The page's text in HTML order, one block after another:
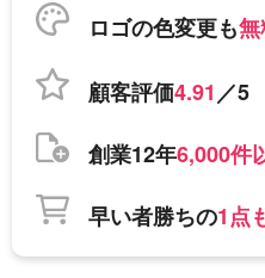
ロゴの色変更も
顧客評価4.91／5
創業12年6,000件
早い者勝ちの1点